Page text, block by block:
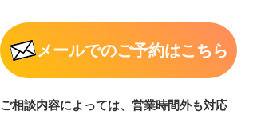
メールでのご予約はこちら
ご相談内容によっては、営業時間外も対応